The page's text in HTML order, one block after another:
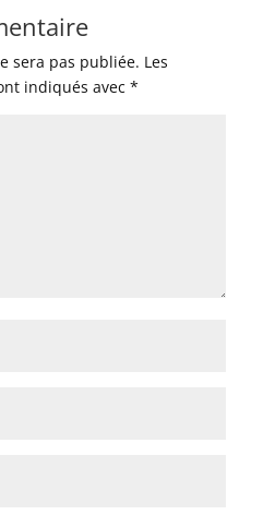
sera pas publiée. Les
indiqués avec *